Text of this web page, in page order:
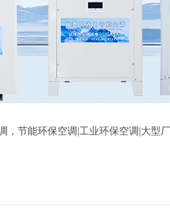
，节能环保空调|工业环保空调|大型